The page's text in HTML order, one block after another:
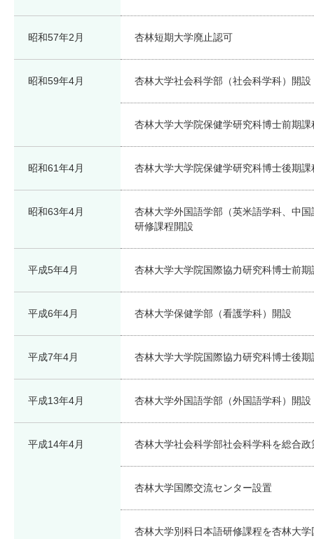
昭和57年2月 杏林短期大学廃止認可
昭和59年4月 杏林大学社会科学部（社会科学科）開設
杏林大学大学院保健学研究科博士前期
昭和61年4月 杏林大学大学院保健学研究科博士後期
昭和63年4月
杏林大学外国語学部（英米語学科、中
研修課程開設
平成5年4月 杏林大学大学院国際協力研究科博士前
平成6年4月 杏林大学保健学部（看護学科）開設
平成7年4月 杏林大学大学院国際協力研究科博士後
平成13年4月 杏林大学外国語学部（外国語学科）開設
平成14年4月 杏林大学社会科学部社会科学科を総合
杏林大学国際交流センター設置
杏林大学別科日本語研修課程を杏林大